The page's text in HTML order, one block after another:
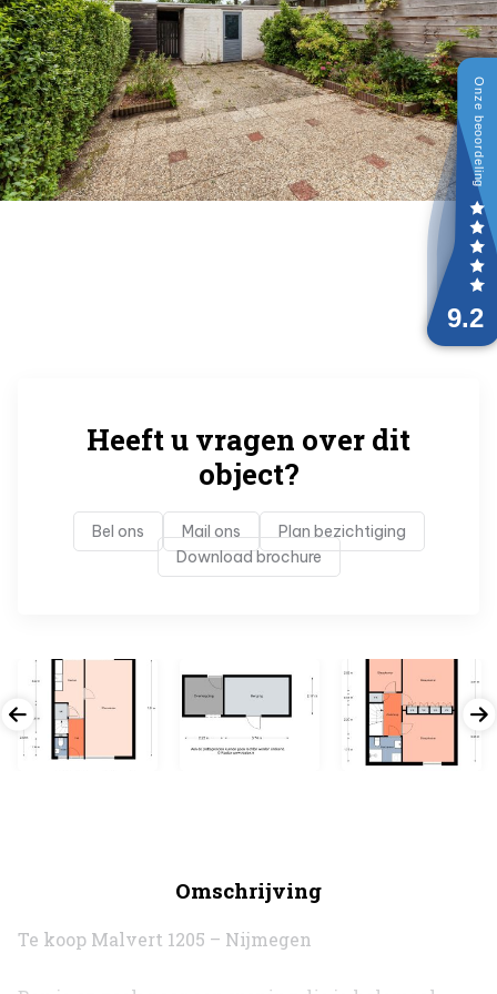
Heeft u vragen over dit
object?
Bel ons Mail ons
Plan bezichtiging
Download brochure
Omschrijving
Te koop Malvert 1205 – Nijmegen